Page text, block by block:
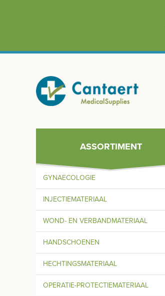
ASSORTIMENT
GYNAECOLOGIE
INJECTIEMATERIAAL
WOND- EN VERBANDMATERIAAL
HANDSCHOENEN
HECHTINGSMATERIAAL
OPERATIE-PROTECTIEMATERIAAL